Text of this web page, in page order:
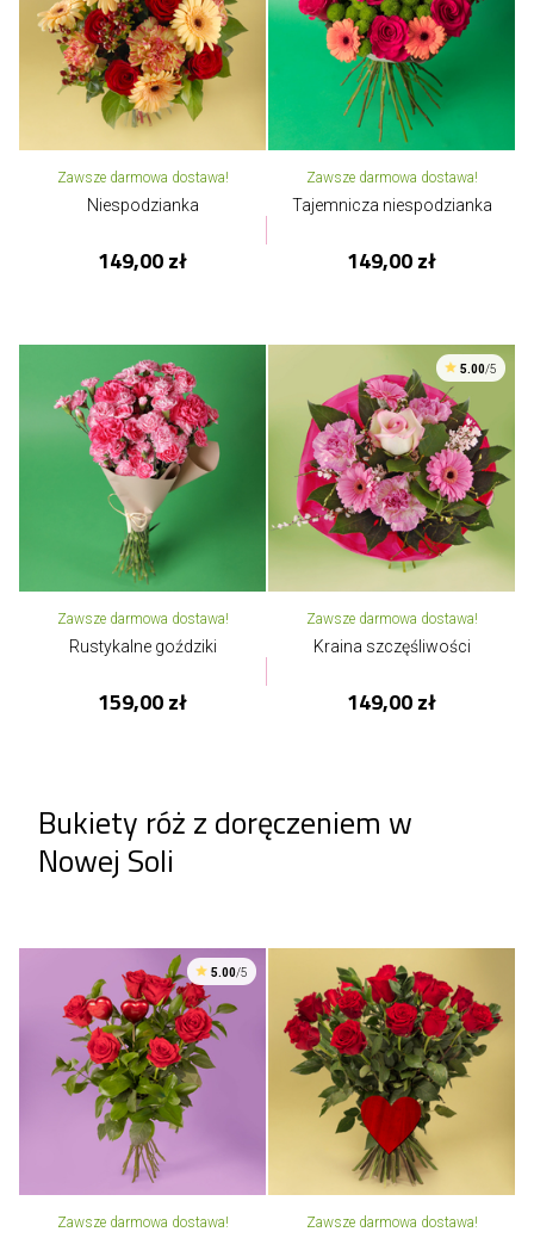
Zawsze darmowa dostawa!
Niespodzianka
149,00 zł
Zawsze darmowa dostawa!
Tajemnicza niespodzianka
149,00 zł
Zawsze darmowa dostawa!
Rustykalne goździki
159,00 zł
5.00/5
Zawsze darmowa dostawa!
Kraina szczęśliwości
149,00 zł
Bukiety róż z doręczeniem w
Nowej Soli
5.00/5
Zawsze darmowa dostawa! Zawsze darmowa dostawa!